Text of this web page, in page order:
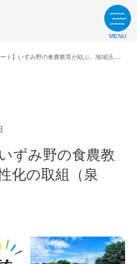
MENU
】いずみ野の食農教育が結ぶ、地域活性化の取組（泉区）
ずみ野の食農教
化の取組（泉